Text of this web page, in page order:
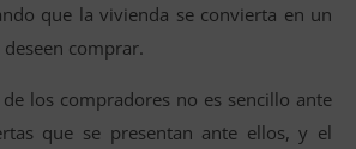
que la vivienda se convierta en un
comprar.
los compradores no es sencillo ante
que se presentan ante ellos, y el